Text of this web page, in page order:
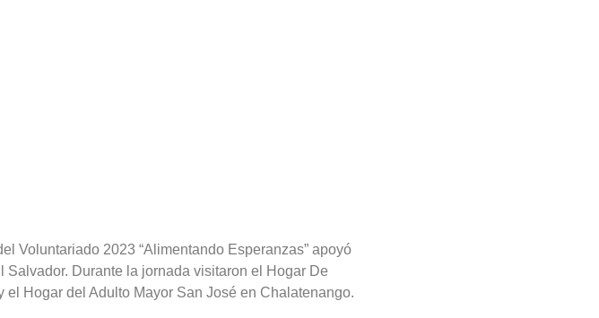
Voluntariado 2023 “Alimentando Esperanzas” apoyó
Durante la jornada visitaron el Hogar De
Hogar del Adulto Mayor San José en Chalatenango.